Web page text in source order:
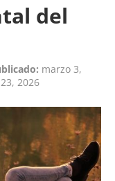
del
marzo 3,
2026